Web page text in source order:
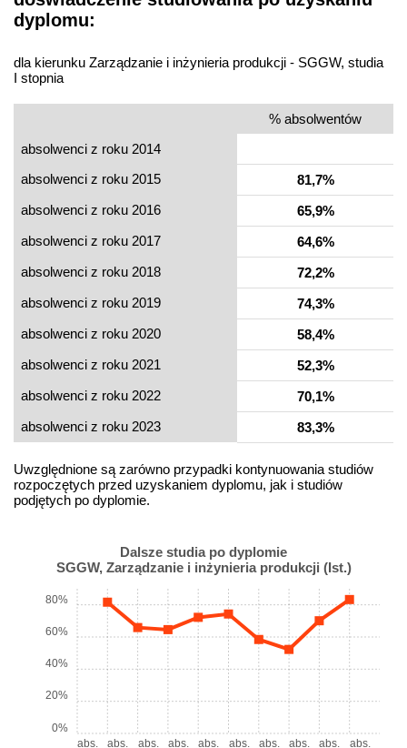
dyplomu:
dla kierunku Zarządzanie i inżynieria produkcji - SGGW, studia
I stopnia
% absolwentów
absolwenci z roku 2014
absolwenci z roku 2015
81,7%
absolwenci z roku 2016
65,9%
absolwenci z roku 2017
64,6%
absolwenci z roku 2018
72,2%
absolwenci z roku 2019
74,3%
absolwenci z roku 2020
58,4%
absolwenci z roku 2021
52,3%
absolwenci z roku 2022
70,1%
absolwenci z roku 2023
83,3%
Uwzględnione są zarówno przypadki kontynuowania studiów
rozpoczętych przed uzyskaniem dyplomu, jak i studiów
podjętych po dyplomie.
Dalsze studia po dyplomie
SGGW, Zarządzanie i inżynieria produkcji (Ist.)
abs. abs. abs. abs. abs. abs. abs. abs. abs. abs.
0%
20%
40%
60%
80%